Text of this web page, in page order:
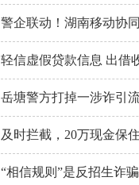
警企联动！湖南移动协
轻信虚假贷款信息 出借
岳塘警方打掉一涉诈引
及时拦截，20万现金保
“相信规则”是反招生诈